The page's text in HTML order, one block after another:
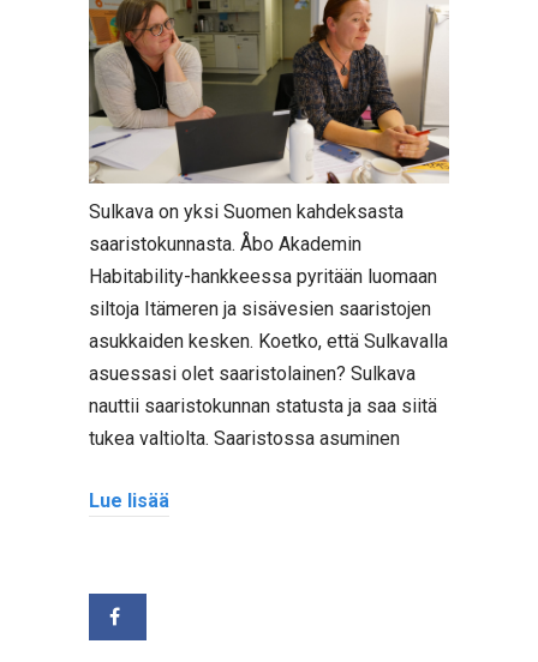
Sulkava on yksi Suomen kahdeksasta
saaristokunnasta. Åbo Akademin
Habitability-hankkeessa pyritään luomaan
siltoja Itämeren ja sisävesien saaristojen
asukkaiden kesken. Koetko, että Sulkavalla
asuessasi olet saaristolainen? Sulkava
nauttii saaristokunnan statusta ja saa siitä
tukea valtiolta. Saaristossa asuminen
Lue lisää